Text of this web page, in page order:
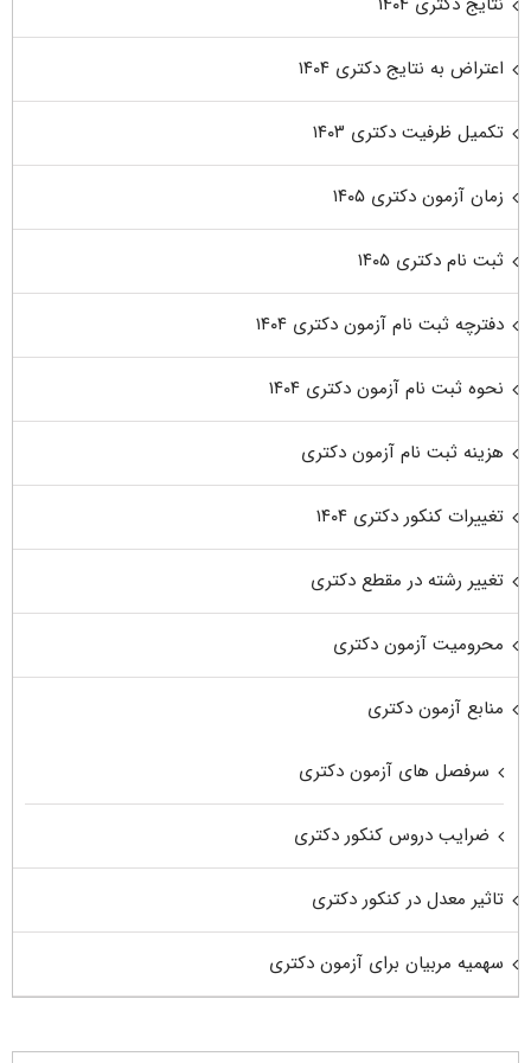
اعتراض به نتایج دکتری ۱۴۰۴
تکمیل ظرفیت دکتری ۱۴۰۳
زمان آزمون دکتری ۱۴۰۵
ثبت نام دکتری ۱۴۰۵
دفترچه ثبت نام آزمون دکتری ۱۴۰۴
نحوه ثبت نام آزمون دکتری ۱۴۰۴
هزینه ثبت نام آزمون دکتری
تغییرات کنکور دکتری ۱۴۰۴
تغییر رشته در مقطع دکتری
محرومیت آزمون دکتری
منابع آزمون دکتری
سرفصل های آزمون دکتری
ضرایب دروس کنکور دکتری
تاثیر معدل در کنکور دکتری
سهمیه مربیان برای آزمون دکتری